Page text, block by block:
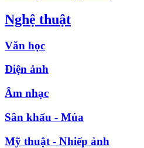
Nghệ thuật
Văn học
Điện ảnh
Âm nhạc
Sân khấu - Múa
Mỹ thuật - Nhiếp ảnh